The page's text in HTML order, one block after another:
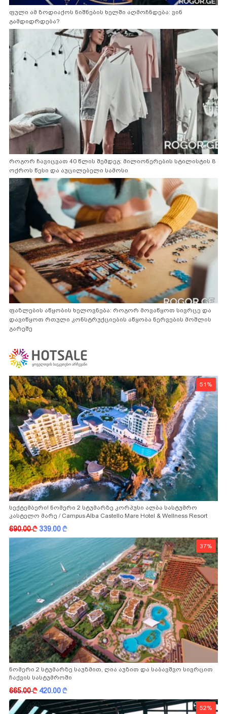
ფული ამ ზოდიაქოს ნიშნების ხელში აღმოჩნდება: ვინ
გამდიდრდება?
როგორ ჩავიცვათ 40 წლის შემდეგ: მილიონერების სტილისტის 8
ოქროს წესი და აუცილებელი სამოსი
ფაზლების აწყობის ხელოვნება: როგორ მოვაწყოთ სივრცე და
დავიწყოთ რთული კონსტრუქციების აწყობა ნერვების მოშლის
გარეშე
51%
სექტემბერი! ნომერი 2 სტუმარზე კორპუსი ალბა სასტუმრო
კასტელო მარე / Campus Alba Castello Mare Hotel & Wellness Resort
-სგან!
690.00k 339.00k
37%
ნომერი 2 სტუმარზე საუზმით, ღია აუზით და საბავშვო სივრცით
ჩაქვის სასტუმროში
665.00k 420.00k
52%